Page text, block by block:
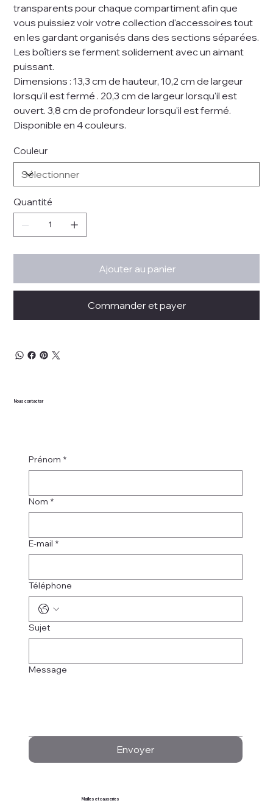
transparents pour chaque compartiment afin que
vous puissiez voir votre collection d'accessoires tout
en les gardant organisés dans des sections séparées.
Les boîtiers se ferment solidement avec un aimant
puissant.
Dimensions : 13,3 cm de hauteur, 10,2 cm de largeur
lorsqu'il est fermé . 20,3 cm de largeur lorsqu'il est
ouvert. 3,8 cm de profondeur lorsqu'il est fermé.
Disponible en 4 couleurs.
Couleur
Quantité
Ajouter au panier
Commander et payer
Mailles et causeries
Prénom *
Nom *
E-mail *
Téléphone
Sujet
Message
Envoyer
Nous contacter